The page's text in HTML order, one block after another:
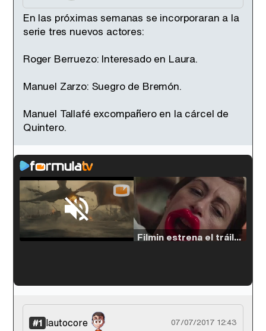
En las próximas semanas se incorporaran a la
serie tres nuevos actores:
Roger Berruezo: Interesado en Laura.
Manuel Zarzo: Suegro de Bremón.
Manuel Tallafé excompañero en la cárcel de
Quintero.
Loaded
Filmin estrena el tráiler de 'Millennial Mal', su nueva comedia universitaria de la mano de Lorena Iglesias
'120 Minutos' celebra sus 2.000 programas en Telemadrid con un vídeo del día a día en la redacción
#1 lautocore 07/07/2017 12:43